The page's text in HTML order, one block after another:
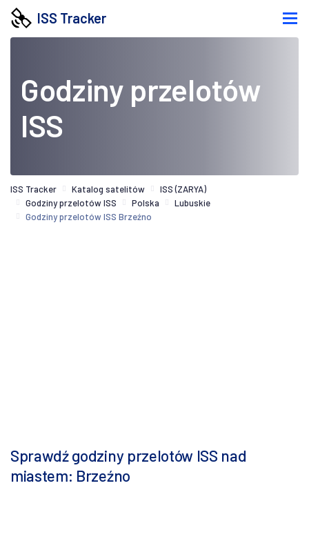
ISS Tracker
Godziny przelotów
ISS
ISS Tracker Katalog satelitów
ISS (ZARYA)
Godziny przelotów ISS
Polska
Lubuskie
Godziny przelotów ISS Brzeźno
Sprawdź godziny przelotów ISS nad
miastem: Brzeźno